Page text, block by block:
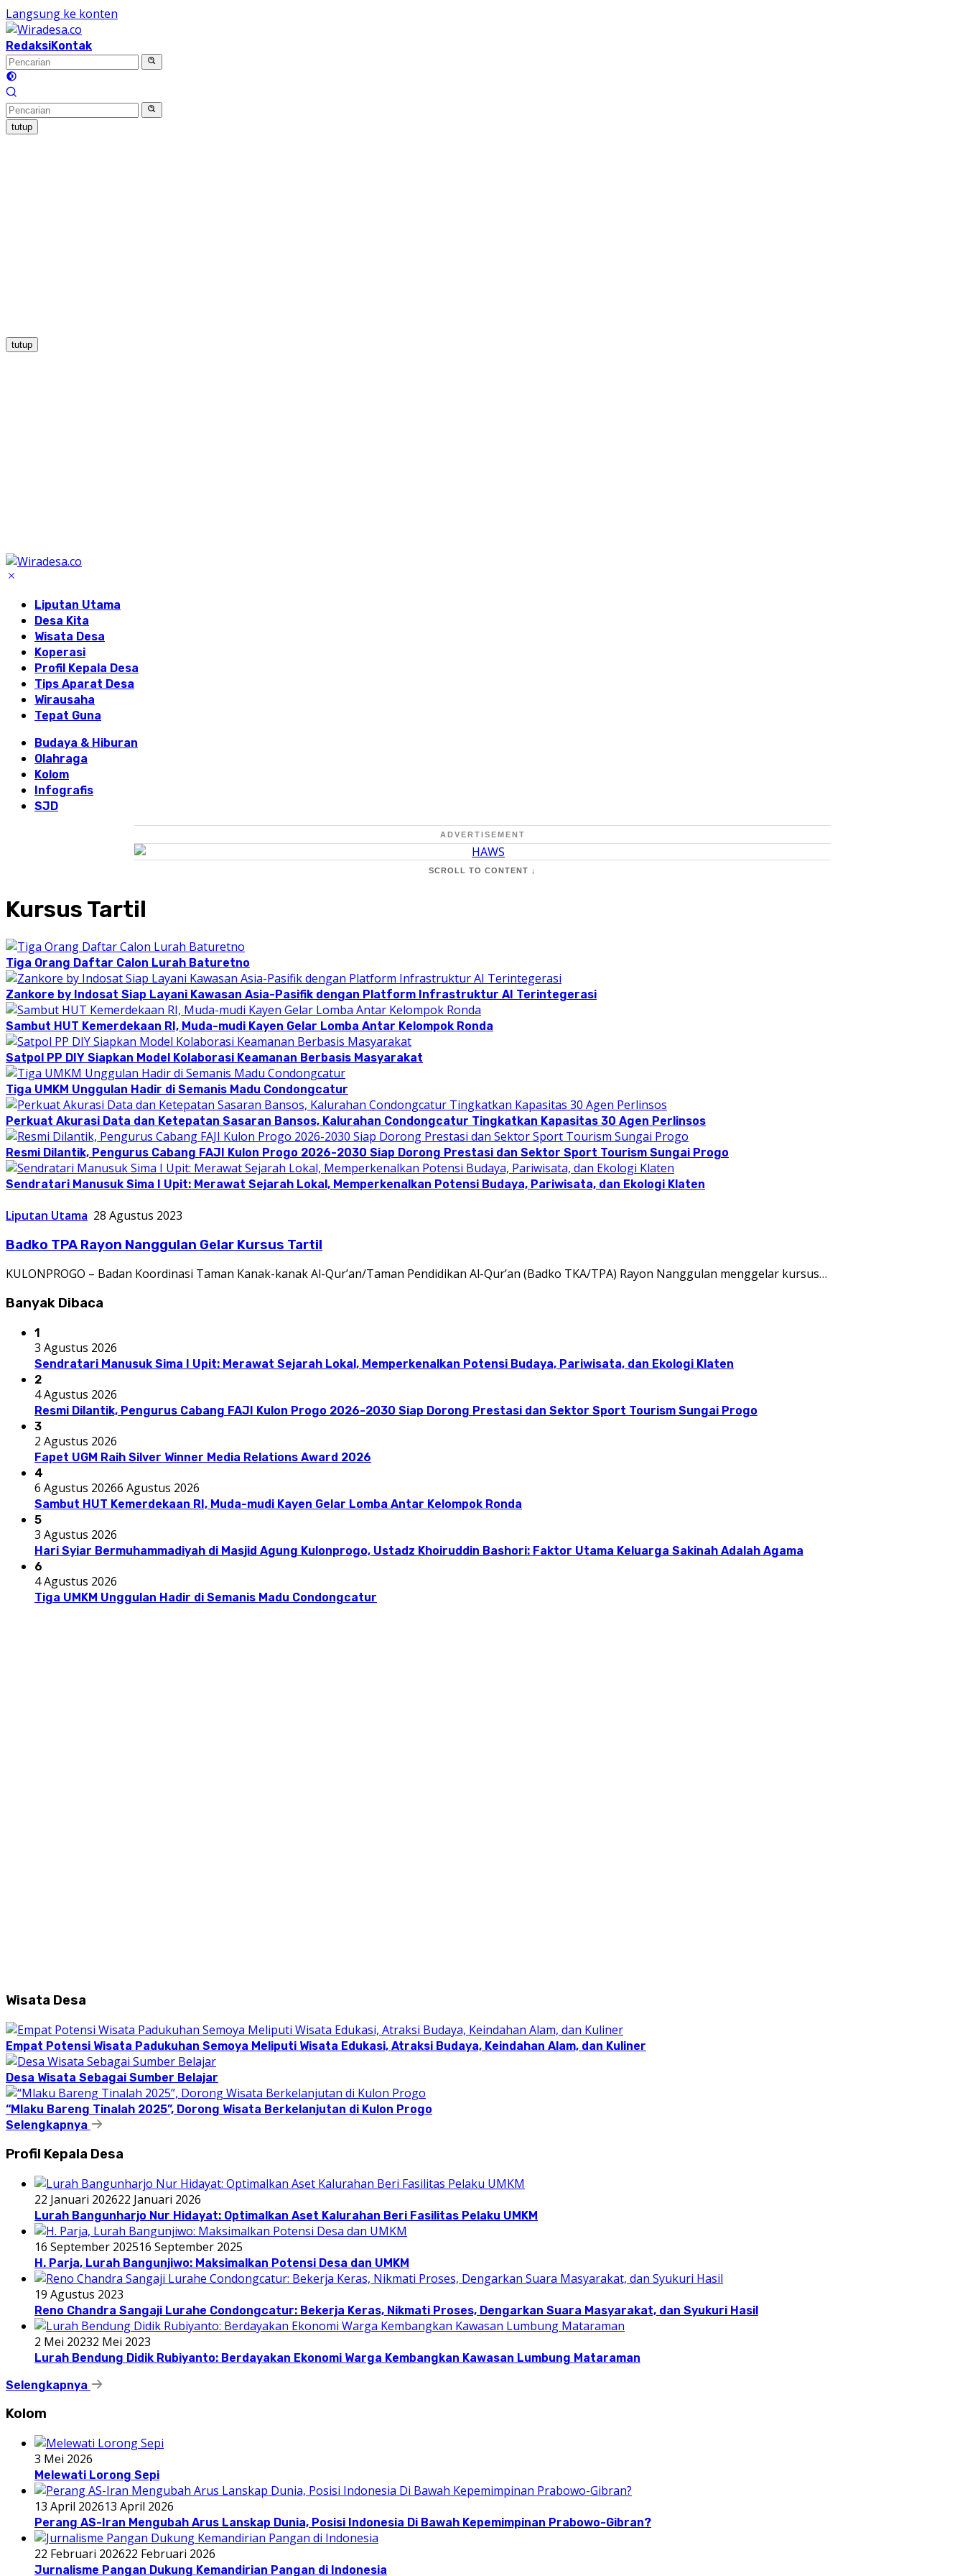
Langsung ke konten
RedaksiKontak
tutup
tutup
Liputan Utama
Desa Kita
Wisata Desa
Koperasi
Profil Kepala Desa
Tips Aparat Desa
Wirausaha
Tepat Guna
Budaya & Hiburan
Olahraga
Kolom
Infografis
SJD
ADVERTISEMENT
SCROLL TO CONTENT ↓
Kursus Tartil
Tiga Orang Daftar Calon Lurah Baturetno
Zankore by Indosat Siap Layani Kawasan Asia-Pasifik dengan Platform Infrastruktur AI Terintegerasi
Sambut HUT Kemerdekaan RI, Muda-mudi Kayen Gelar Lomba Antar Kelompok Ronda
Satpol PP DIY Siapkan Model Kolaborasi Keamanan Berbasis Masyarakat
Tiga UMKM Unggulan Hadir di Semanis Madu Condongcatur
Perkuat Akurasi Data dan Ketepatan Sasaran Bansos, Kalurahan Condongcatur Tingkatkan Kapasitas 30 Agen Perlinsos
Resmi Dilantik, Pengurus Cabang FAJI Kulon Progo 2026-2030 Siap Dorong Prestasi dan Sektor Sport Tourism Sungai Progo
Sendratari Manusuk Sima I Upit: Merawat Sejarah Lokal, Memperkenalkan Potensi Budaya, Pariwisata, dan Ekologi Klaten
Liputan Utama 28 Agustus 2023
Badko TPA Rayon Nanggulan Gelar Kursus Tartil
KULONPROGO – Badan Koordinasi Taman Kanak-kanak Al-Qur’an/Taman Pendidikan Al-Qur’an (Badko TKA/TPA) Rayon Nanggulan menggelar kursus…
Banyak Dibaca
1
3 Agustus 2026
Sendratari Manusuk Sima I Upit: Merawat Sejarah Lokal, Memperkenalkan Potensi Budaya, Pariwisata, dan Ekologi Klaten
2
4 Agustus 2026
Resmi Dilantik, Pengurus Cabang FAJI Kulon Progo 2026-2030 Siap Dorong Prestasi dan Sektor Sport Tourism Sungai Progo
3
2 Agustus 2026
Fapet UGM Raih Silver Winner Media Relations Award 2026
4
6 Agustus 20266 Agustus 2026
Sambut HUT Kemerdekaan RI, Muda-mudi Kayen Gelar Lomba Antar Kelompok Ronda
5
3 Agustus 2026
Hari Syiar Bermuhammadiyah di Masjid Agung Kulonprogo, Ustadz Khoiruddin Bashori: Faktor Utama Keluarga Sakinah Adalah Agama
6
4 Agustus 2026
Tiga UMKM Unggulan Hadir di Semanis Madu Condongcatur
Wisata Desa
Empat Potensi Wisata Padukuhan Semoya Meliputi Wisata Edukasi, Atraksi Budaya, Keindahan Alam, dan Kuliner
Desa Wisata Sebagai Sumber Belajar
“Mlaku Bareng Tinalah 2025”, Dorong Wisata Berkelanjutan di Kulon Progo
Selengkapnya
Profil Kepala Desa
22 Januari 202622 Januari 2026
Lurah Bangunharjo Nur Hidayat: Optimalkan Aset Kalurahan Beri Fasilitas Pelaku UMKM
16 September 202516 September 2025
H. Parja, Lurah Bangunjiwo: Maksimalkan Potensi Desa dan UMKM
19 Agustus 2023
Reno Chandra Sangaji Lurahe Condongcatur: Bekerja Keras, Nikmati Proses, Dengarkan Suara Masyarakat, dan Syukuri Hasil
2 Mei 20232 Mei 2023
Lurah Bendung Didik Rubiyanto: Berdayakan Ekonomi Warga Kembangkan Kawasan Lumbung Mataraman
Selengkapnya
Kolom
3 Mei 2026
Melewati Lorong Sepi
13 April 202613 April 2026
Perang AS-Iran Mengubah Arus Lanskap Dunia, Posisi Indonesia Di Bawah Kepemimpinan Prabowo-Gibran?
22 Februari 202622 Februari 2026
Jurnalisme Pangan Dukung Kemandirian Pangan di Indonesia